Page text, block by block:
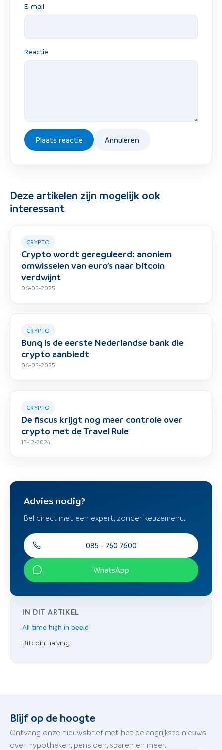
E-mail
Reactie
Plaats reactie Annuleren
Deze artikelen zijn mogelijk ook
interessant
CRYPTO
Crypto wordt gereguleerd: anoniem
omwisselen van euro’s naar bitcoin
verdwijnt
06-05-2025
CRYPTO
Bunq is de eerste Nederlandse bank die
crypto aanbiedt
06-05-2025
CRYPTO
De fiscus krijgt nog meer controle over
crypto met de Travel Rule
15-12-2024
IN DIT ARTIKEL
All time high in beeld
Bitcoin halving
Advies nodig?
Bel direct met een expert, zonder keuzemenu.
085 - 760 7600
WhatsApp
Blijf op de hoogte
Ontvang onze nieuwsbrief met het belangrijkste nieuws
over hypotheken, pensioen, sparen en meer.